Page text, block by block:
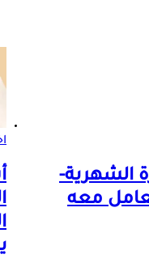
الشهرية-
معه